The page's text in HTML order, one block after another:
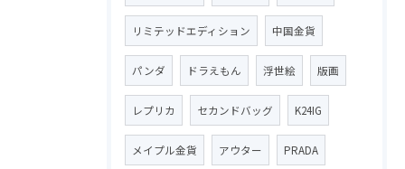
リミテッドエディション 中国金貨
パンダ ドラえもん 浮世絵 版画
レプリカ セカンドバッグ K24IG
メイプル金貨 アウター PRADA